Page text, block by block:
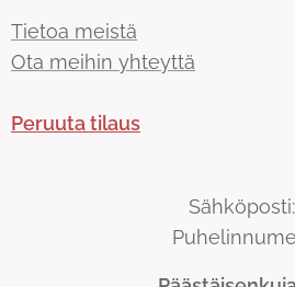
Tietoa meistä
Ota meihin yhteyttä
Peruuta tilaus
Sähköposti: